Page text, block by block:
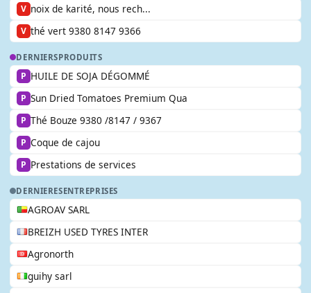
V noix de karité, nous rech...
V thé vert 9380 8147 9366
DERNIERSPRODUITS
P HUILE DE SOJA DÉGOMMÉ
P Sun Dried Tomatoes Premium Qua
P Thé Bouze 9380 /8147 / 9367
P Coque de cajou
P Prestations de services
DERNIERESENTREPRISES
AGROAV SARL
BREIZH USED TYRES INTER
Agronorth
guihy sarl